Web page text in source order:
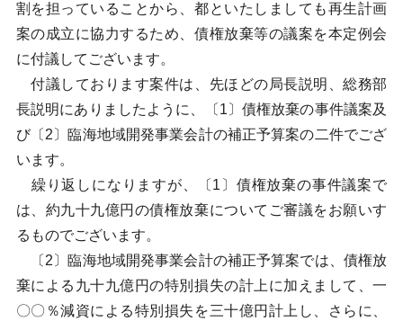
割を担っていることから、都といたしましても再生計画
案の成立に協力するため、債権放棄等の議案を本定例会
に付議してございます。
付議しております案件は、先ほどの局長説明、総務部
長説明にありましたように、〔1〕債権放棄の事件議案及
び〔2〕臨海地域開発事業会計の補正予算案の二件でござ
います。
繰り返しになりますが、〔1〕債権放棄の事件議案で
は、約九十九億円の債権放棄についてご審議をお願いす
るものでございます。
〔2〕臨海地域開発事業会計の補正予算案では、債権放
棄による九十九億円の特別損失の計上に加えまして、一
〇〇％減資による特別損失を三十億円計上し、さらに、